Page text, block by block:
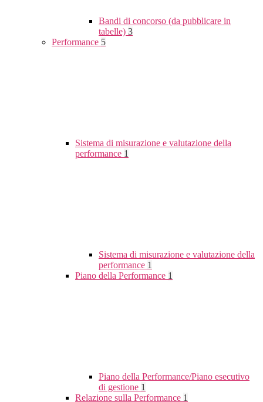
Bandi di concorso (da pubblicare in
tabelle) 3
Performance 5
Sistema di misurazione e valutazione della
performance 1
Sistema di misurazione e valutazione della
performance 1
Piano della Performance 1
Piano della Performance/Piano esecutivo
di gestione 1
Relazione sulla Performance 1